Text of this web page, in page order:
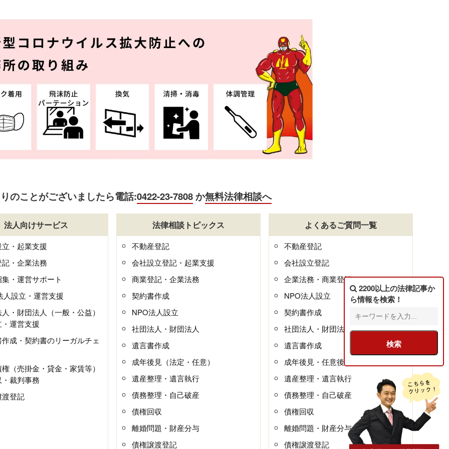
のことがございましたら電話:0422-23-7808か無料法律相談へ
法人向けサービス
・起業支援
・企業法務
・運営サポート
人設立・運営支援
・財団法人（一般・公益）
運営支援
成・契約書のリーガルチェ
（売掛金・貸金・家賃等）
裁判事務
登記
法律相談トピックス
不動産登記
会社設立登記・起業支援
商業登記・企業法務
契約書作成
NPO法人設立
社団法人・財団法人
遺言書作成
成年後見（法定・任意）
遺産整理・遺言執行
債務整理・自己破産
債権回収
離婚問題・財産分与
債権譲渡登記
よくあるご質問一覧
不動産登記
会社設立登記
企業法務・商業登記
NPO法人設立
契約書作成
社団法人・財団法人
遺言書作成
成年後見・任意後見
遺産整理・遺言執行
債務整理・自己破産
債権回収
離婚問題・財産分与
債権譲渡登記
2200以上の法律記事か
ら情報を検索！